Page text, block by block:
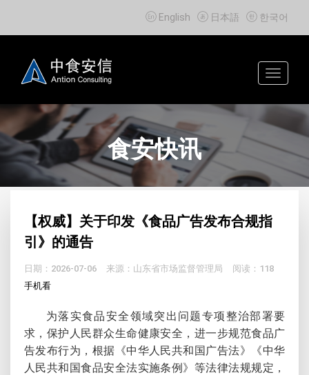
 English  日本語  한국어
Toggle
食安快讯
【权威】关于印发《食品广告发布合规指
引》的通告
日期：2026-07-06 来源：山东省市场监督管理局
阅读：118
手机看
为落实食品安全领域突出问题专项整治部署要
求，保护人民群众生命健康安全，进一步规范食品广
告发布行为，根据《中华人民共和国广告法》《中华
人民共和国食品安全法实施条例》等法律法规规定，